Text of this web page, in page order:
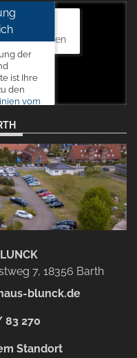
Damgarten
der
ist Ihre
den
vom
7, 18356 Barth
blunck.de
83 270
Standort